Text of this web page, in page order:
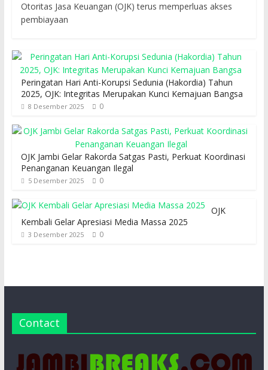
Otoritas Jasa Keuangan (OJK) terus memperluas akses
pembiayaan
Peringatan Hari Anti-Korupsi Sedunia (Hakordia) Tahun
2025, OJK: Integritas Merupakan Kunci Kemajuan Bangsa
8 Desember 2025 0
OJK Jambi Gelar Rakorda Satgas Pasti, Perkuat Koordinasi
Penanganan Keuangan Ilegal
5 Desember 2025 0
OJK
Kembali Gelar Apresiasi Media Massa 2025
3 Desember 2025 0
Contact